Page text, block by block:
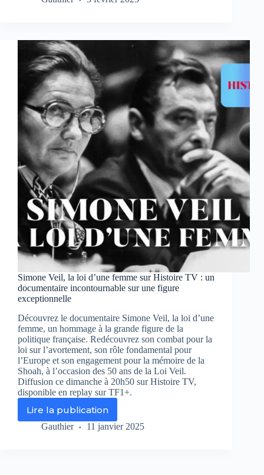
:
un
documentaire
bouleversant
sur
Histoire
TV
Simone Veil, la loi d’une femme sur Histoire TV : un
documentaire incontournable sur une figure
exceptionnelle
Découvrez le documentaire Simone Veil, la loi d’une
femme, un hommage à la grande figure de la
politique française. Redécouvrez son combat pour la
loi sur l’avortement, son rôle fondamental pour
l’Europe et son engagement pour la mémoire de la
Shoah, à l’occasion des 50 ans de la Loi Veil.
Diffusion ce dimanche à 20h50 sur Histoire TV,
disponible en replay sur TF1+.
Lire la publication
Simone
Veil,
Gauthier 11 janvier 2025